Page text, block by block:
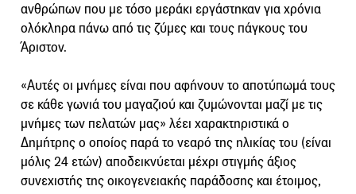
ανθρώπων που με τόσο μεράκι εργάστηκαν για χρόνια
ολόκληρα πάνω από τις ζύμες και τους πάγκους του
Άριστον.
«Αυτές οι μνήμες είναι που αφήνουν το αποτύπωμά τους
σε κάθε γωνιά του μαγαζιού και ζυμώνονται μαζί με τις
μνήμες των πελατών μας» λέει χαρακτηριστικά ο
Δημήτρης ο οποίος παρά το νεαρό της ηλικίας του (είναι
μόλις 24 ετών) αποδεικνύεται μέχρι στιγμής άξιος
συνεχιστής της οικογενειακής παράδοσης και έτοιμος,